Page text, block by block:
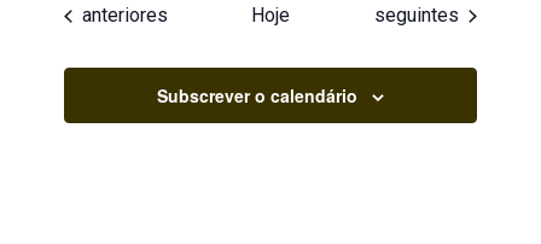
Eventos
anteriores Hoje Eventos
seguintes
Subscrever o calendário